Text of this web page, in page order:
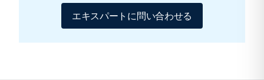
エキスパートに問い合わせる